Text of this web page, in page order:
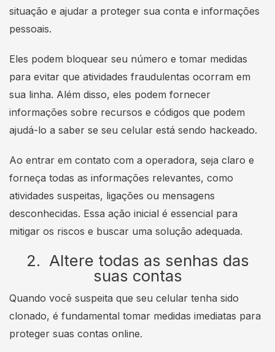
situação e ajudar a proteger sua conta e informações
pessoais.
Eles podem bloquear seu número e tomar medidas
para evitar que atividades fraudulentas ocorram em
sua linha. Além disso, eles podem fornecer
informações sobre recursos e códigos que podem
ajudá-lo a saber se seu celular está sendo hackeado.
Ao entrar em contato com a operadora, seja claro e
forneça todas as informações relevantes, como
atividades suspeitas, ligações ou mensagens
desconhecidas. Essa ação inicial é essencial para
mitigar os riscos e buscar uma solução adequada.
2. Altere todas as senhas das
suas contas
Quando você suspeita que seu celular tenha sido
clonado, é fundamental tomar medidas imediatas para
proteger suas contas online.